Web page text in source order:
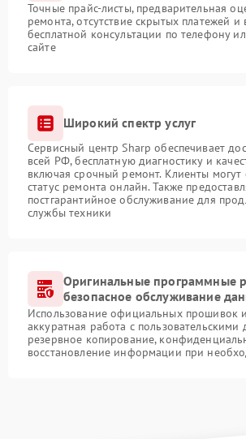
Точные прайс-листы, предварительная
ремонта, отсутствие скрытых платежей и
бесплатной консультации по телефону
сайте
Широкий спектр услуг
Сервисный центр Sharp обеспечивает
всей РФ, бесплатную диагностику и
включая срочный ремонт. Клиенты могут
статус ремонта онлайн. Также
постгарантийное обслуживание для
службы техники
Оригинальные программные
безопасное обслуживание
Использование официальных прошивок
аккуратная работа с
резервное копирование,
восстановление информации при